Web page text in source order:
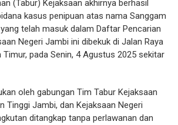
(Tabur) Kejaksaan akhirnya berhasil
kasus penipuan atas nama Sanggam
telah masuk dalam Daftar Pencarian
Negeri Jambi ini dibekuk di Jalan Raya
Timur, pada Senin, 4 Agustus 2025 sekitar
oleh gabungan Tim Tabur Kejaksaan
Tinggi Jambi, dan Kejaksaan Negeri
ditangkap tanpa perlawanan dan